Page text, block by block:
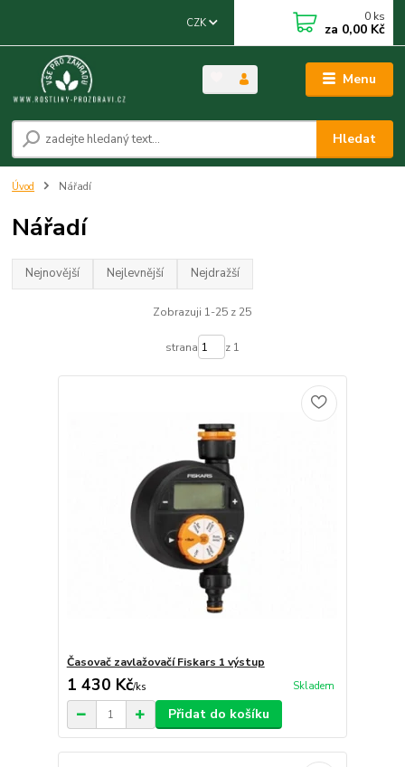
Menu
CZK
Hledat
0 ks
za 0,00 Kč
Úvod Nářadí
Nářadí
Nejnovější Nejlevnější Nejdražší
Zobrazuji 1-25 z 25
strana z 1
Časovač zavlažovačí Fiskars 1 výstup
1 430 Kč/ks Skladem
Přidat do košíku